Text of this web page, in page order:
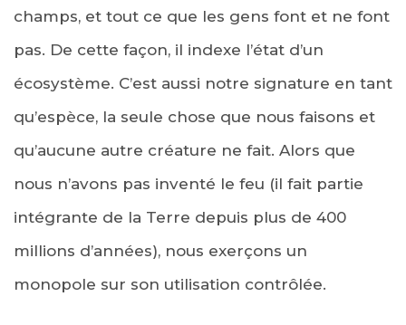
champs, et tout ce que les gens font et ne font
pas. De cette façon, il indexe l’état d’un
écosystème. C’est aussi notre signature en tant
qu’espèce, la seule chose que nous faisons et
qu’aucune autre créature ne fait. Alors que
nous n’avons pas inventé le feu (il fait partie
intégrante de la Terre depuis plus de 400
millions d’années), nous exerçons un
monopole sur son utilisation contrôlée.